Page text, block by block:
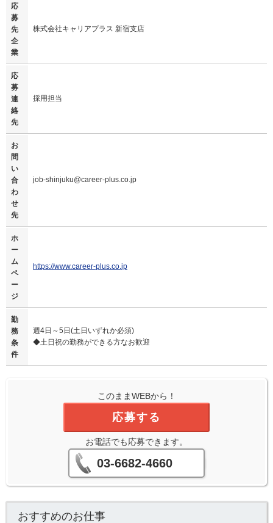
応
募
先
企
業
株式会社キャリアプラス 新宿支店
応
募
連
絡
先
採用担当
お
問
い
合
わ
せ
先
job-shinjuku@career-plus.co.jp
ホ
ー
ム
ペ
ー
ジ
https://www.career-plus.co.jp
勤
務
条
件
週4日～5日(土日いずれか必須)
◆土日祝の勤務ができる方なお歓迎
このままWEBから！
応募する
お電話でも応募できます。
03-6682-4660
おすすめのお仕事